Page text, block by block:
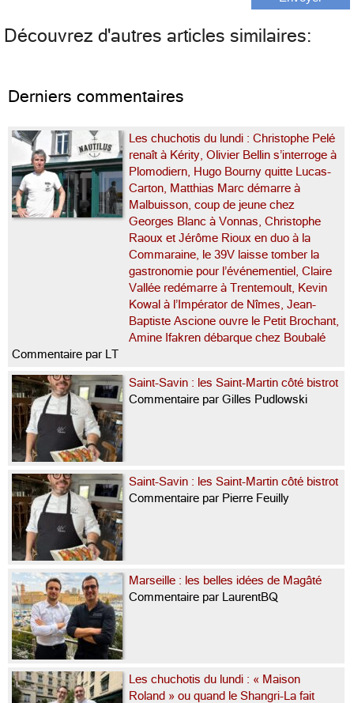
Découvrez d'autres articles similaires:
Derniers commentaires
Les chuchotis du lundi : Christophe Pelé
renaît à Kérity, Olivier Bellin s’interroge à
Plomodiern, Hugo Bourny quitte Lucas-
Carton, Matthias Marc démarre à
Malbuisson, coup de jeune chez
Georges Blanc à Vonnas, Christophe
Raoux et Jérôme Rioux en duo à la
Commaraine, le 39V laisse tomber la
gastronomie pour l’événementiel, Claire
Vallée redémarre à Trentemoult, Kevin
Kowal à l’Impérator de Nîmes, Jean-
Baptiste Ascione ouvre le Petit Brochant,
Amine Ifakren débarque chez Boubalé
Commentaire par LT
Saint-Savin : les Saint-Martin côté bistrot
Commentaire par Gilles Pudlowski
Saint-Savin : les Saint-Martin côté bistrot
Commentaire par Pierre Feuilly
Marseille : les belles idées de Magâté
Commentaire par LaurentBQ
Les chuchotis du lundi : « Maison
Roland » ou quand le Shangri-La fait